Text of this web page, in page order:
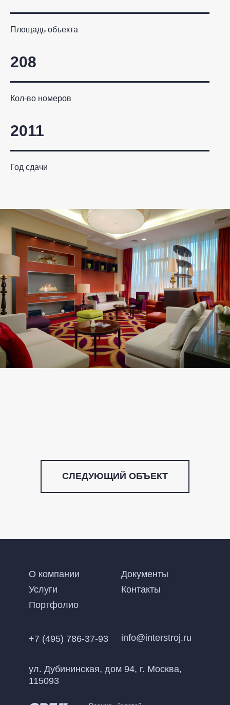
Площадь объекта
208
Кол-во номеров
2011
Год сдачи
СЛЕДУЮЩИЙ ОБЪЕКТ
О компании
+7 (495) 786-37-93 info@interstroj.ru
Услуги
Портфолио
ул. Дубининская, дом 94, г. Москва,
115093
Документы
Контакты